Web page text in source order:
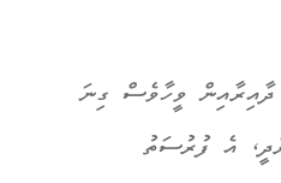
ވީހާވެސް ގިނަ
އެ ފުރުސަތު